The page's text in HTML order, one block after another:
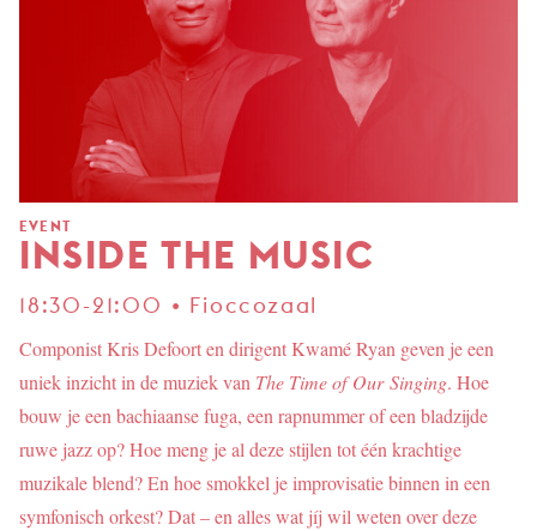
EVENT
INSIDE THE MUSIC
18:30-21:00 • Fioccozaal
Componist Kris Defoort en dirigent Kwamé Ryan geven je een
uniek inzicht in de muziek van The Time of Our Singing. Hoe
bouw je een bachiaanse fuga, een rapnummer of een bladzijde
ruwe jazz op? Hoe meng je al deze stijlen tot één krachtige
muzikale blend? En hoe smokkel je improvisatie binnen in een
symfonisch orkest? Dat – en alles wat jíj wil weten over deze